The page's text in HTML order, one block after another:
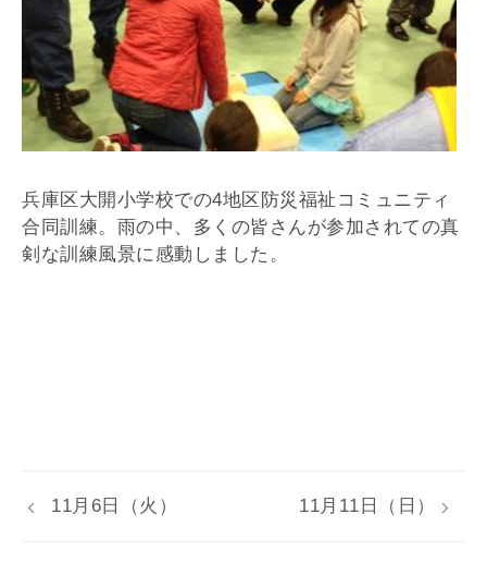
兵庫区大開小学校での4地区防災福祉コミュニティ
合同訓練。雨の中、多くの皆さんが参加されての真
剣な訓練風景に感動しました。
11月6日（火） 11月11日（日）